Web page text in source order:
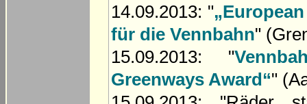
14.09.2013: "
für die Vennbahn"
15.09.2013: "
Greenways Award“"